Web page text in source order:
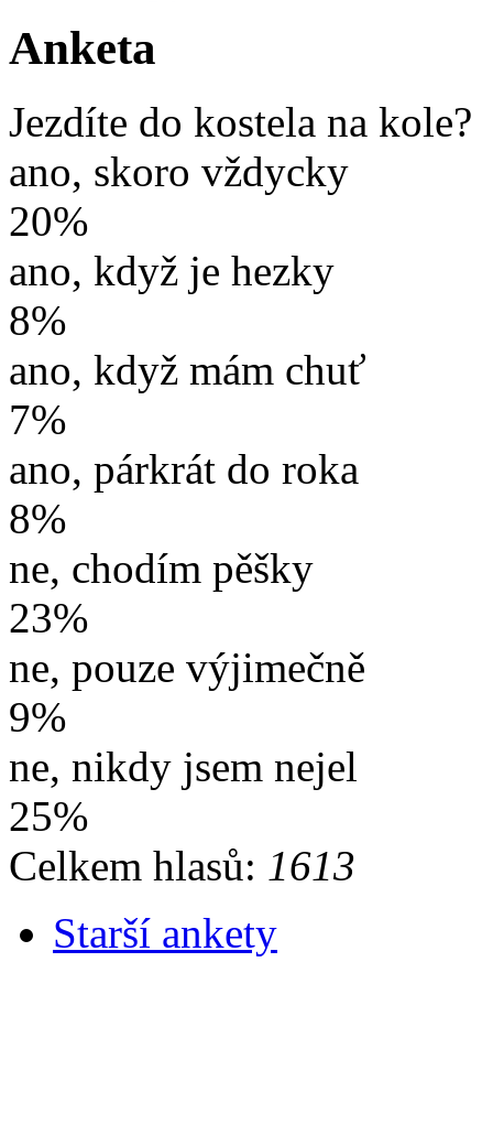
Anketa
Jezdíte do kostela na kole?
ano, skoro vždycky
20%
ano, když je hezky
8%
ano, když mám chuť
7%
ano, párkrát do roka
8%
ne, chodím pěšky
23%
ne, pouze výjimečně
9%
ne, nikdy jsem nejel
25%
Celkem hlasů: 1613
Starší ankety